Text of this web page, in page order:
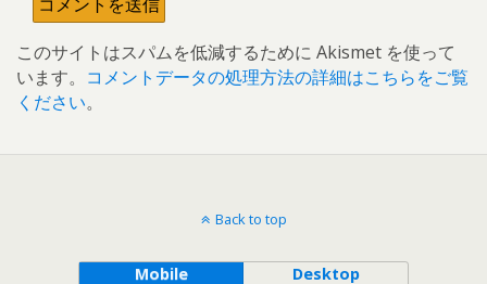
このサイトはスパムを低減するために Akismet を使って
います。 コメントデータの処理方法の詳細はこちらをご覧
ください。
Back to top
Mobile Desktop